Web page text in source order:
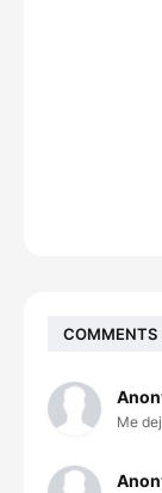
COMMENTS
Me